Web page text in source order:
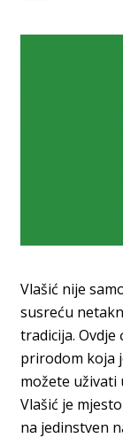
Vlašić nije
susreću
tradicija.
prirodom koja
možete uživati
Vlašić je
na jedinstven